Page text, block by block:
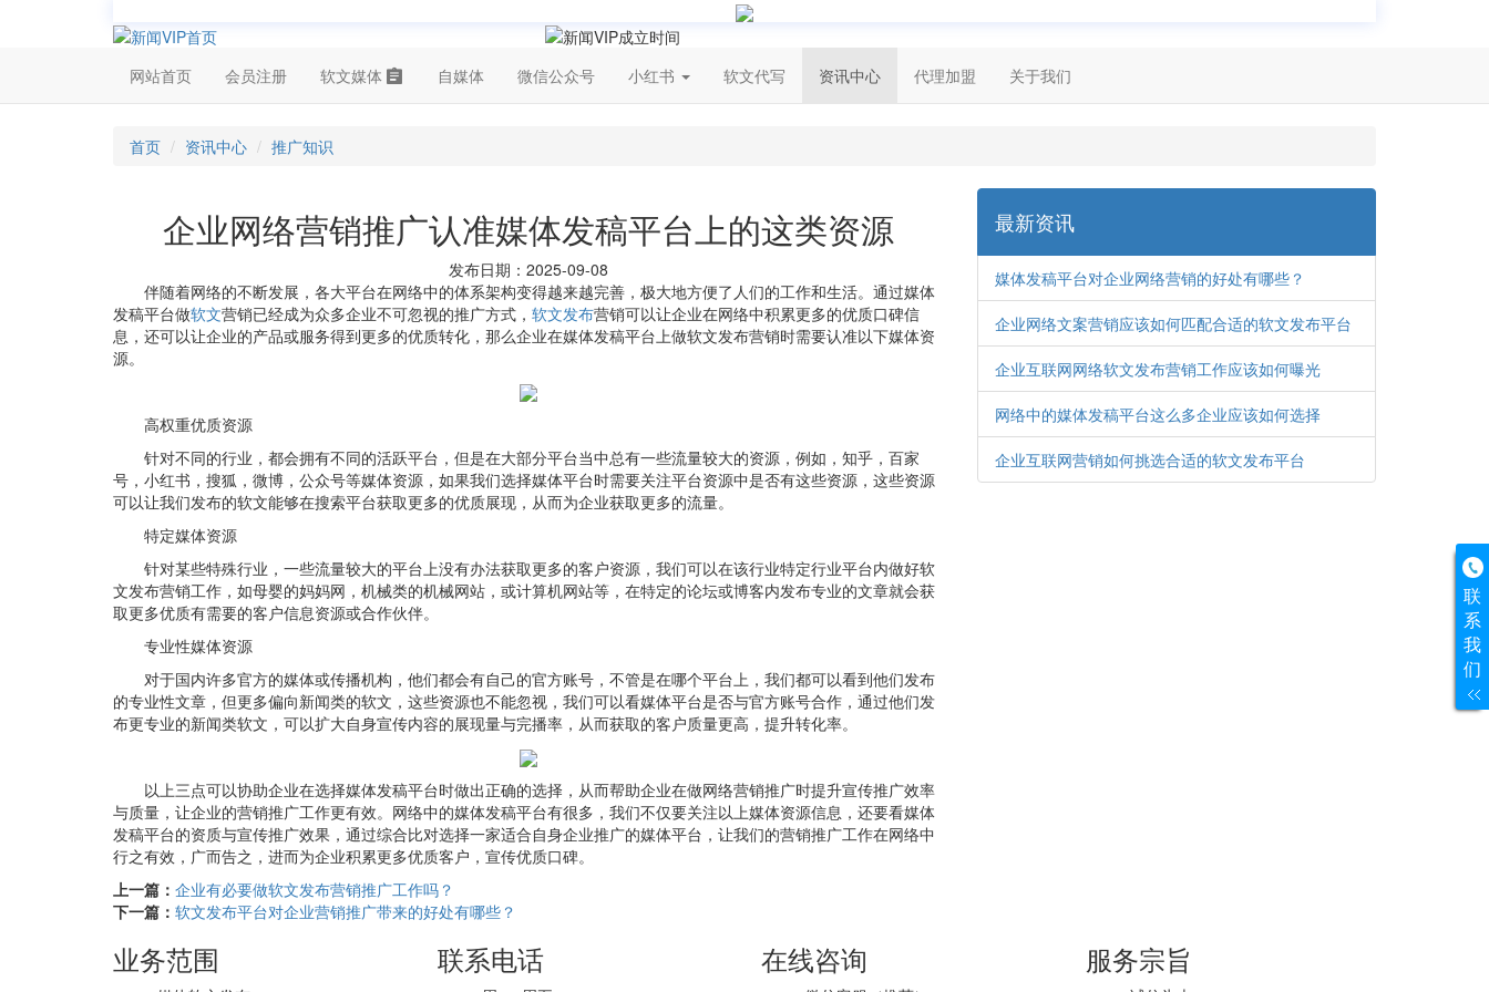
网站首页 会员注册 软文媒体 自媒体 微信公众号 小红书 软文代写 资讯中心 代理加盟 关于我们
首页 资讯中心 推广知识
企业网络营销推广认准媒体发稿平台上的这类资源
发布日期：2025-09-08
伴随着网络的不断发展，各大平台在网络中的体系架构变得越来越完善，极大地方便了人们的工作和生活。通过媒体
发稿平台做软文营销已经成为众多企业不可忽视的推广方式， 软文发布营销可以让企业在网络中积累更多的优质口碑信
息，还可以让企业的产品或服务得到更多的优质转化，那么企业在媒体发稿平台上做软文发布营销时需要认准以下媒体资
源。
高权重优质资源
针对不同的行业，都会拥有不同的活跃平台，但是在大部分平台当中总有一些流量较大的资源，例如，知乎，百家
号，小红书，搜狐，微博，公众号等媒体资源，如果我们选择媒体平台时需要关注平台资源中是否有这些资源，这些资源
可以让我们发布的软文能够在搜索平台获取更多的优质展现，从而为企业获取更多的流量。
特定媒体资源
针对某些特殊行业，一些流量较大的平台上没有办法获取更多的客户资源，我们可以在该行业特定行业平台内做好软
文发布营销工作，如母婴的妈妈网，机械类的机械网站，或计算机网站等，在特定的论坛或博客内发布专业的文章就会获
取更多优质有需要的客户信息资源或合作伙伴。
专业性媒体资源
对于国内许多官方的媒体或传播机构，他们都会有自己的官方账号，不管是在哪个平台上，我们都可以看到他们发布
的专业性文章，但更多偏向新闻类的软文，这些资源也不能忽视，我们可以看媒体平台是否与官方账号合作，通过他们发
布更专业的新闻类软文，可以扩大自身宣传内容的展现量与完播率，从而获取的客户质量更高，提升转化率。
以上三点可以协助企业在选择媒体发稿平台时做出正确的选择，从而帮助企业在做网络营销推广时提升宣传推广效率
与质量，让企业的营销推广工作更有效。网络中的媒体发稿平台有很多，我们不仅要关注以上媒体资源信息，还要看媒体
发稿平台的资质与宣传推广效果，通过综合比对选择一家适合自身企业推广的媒体平台，让我们的营销推广工作在网络中
行之有效，广而告之，进而为企业积累更多优质客户，宣传优质口碑。
上一篇： 企业有必要做软文发布营销推广工作吗？
下一篇： 软文发布平台对企业营销推广带来的好处有哪些？
最新资讯
媒体发稿平台对企业网络营销的好处有哪些？
企业网络文案营销应该如何匹配合适的软文发布平台
企业互联网网络软文发布营销工作应该如何曝光
网络中的媒体发稿平台这么多企业应该如何选择
企业互联网营销如何挑选合适的软文发布平台
业务范围 联系电话 在线咨询 服务宗旨
联
系
我
们